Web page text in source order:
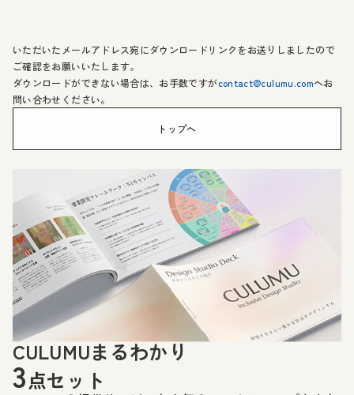
いただいたメールアドレス宛にダウンロードリンクをお送りしましたので
ご確認をお願いいたします。
ダウンロードができない場合は、お手数ですがcontact@culumu.comへお
問い合わせください。
トップへ
CULUMUまるわかり
3点セット